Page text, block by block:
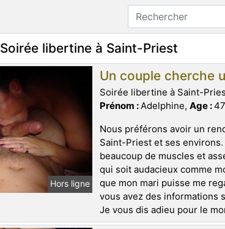
Soirée libertine à Saint-Priest
Hors ligne
Un couple cherche
Soirée libertine à Saint-
Prénom :Adelphine, Age :
Nous préférons avoir un
Saint-Priest et ses
beaucoup de muscles et
qui soit audacieux comme
que mon mari puisse me
vous avez des informations
Je vous dis adieu pour le